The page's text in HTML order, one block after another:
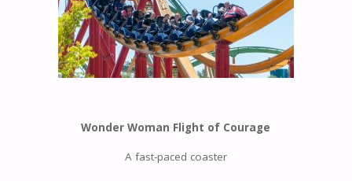
Wonder Woman Flight of Courage
A fast-paced coaster